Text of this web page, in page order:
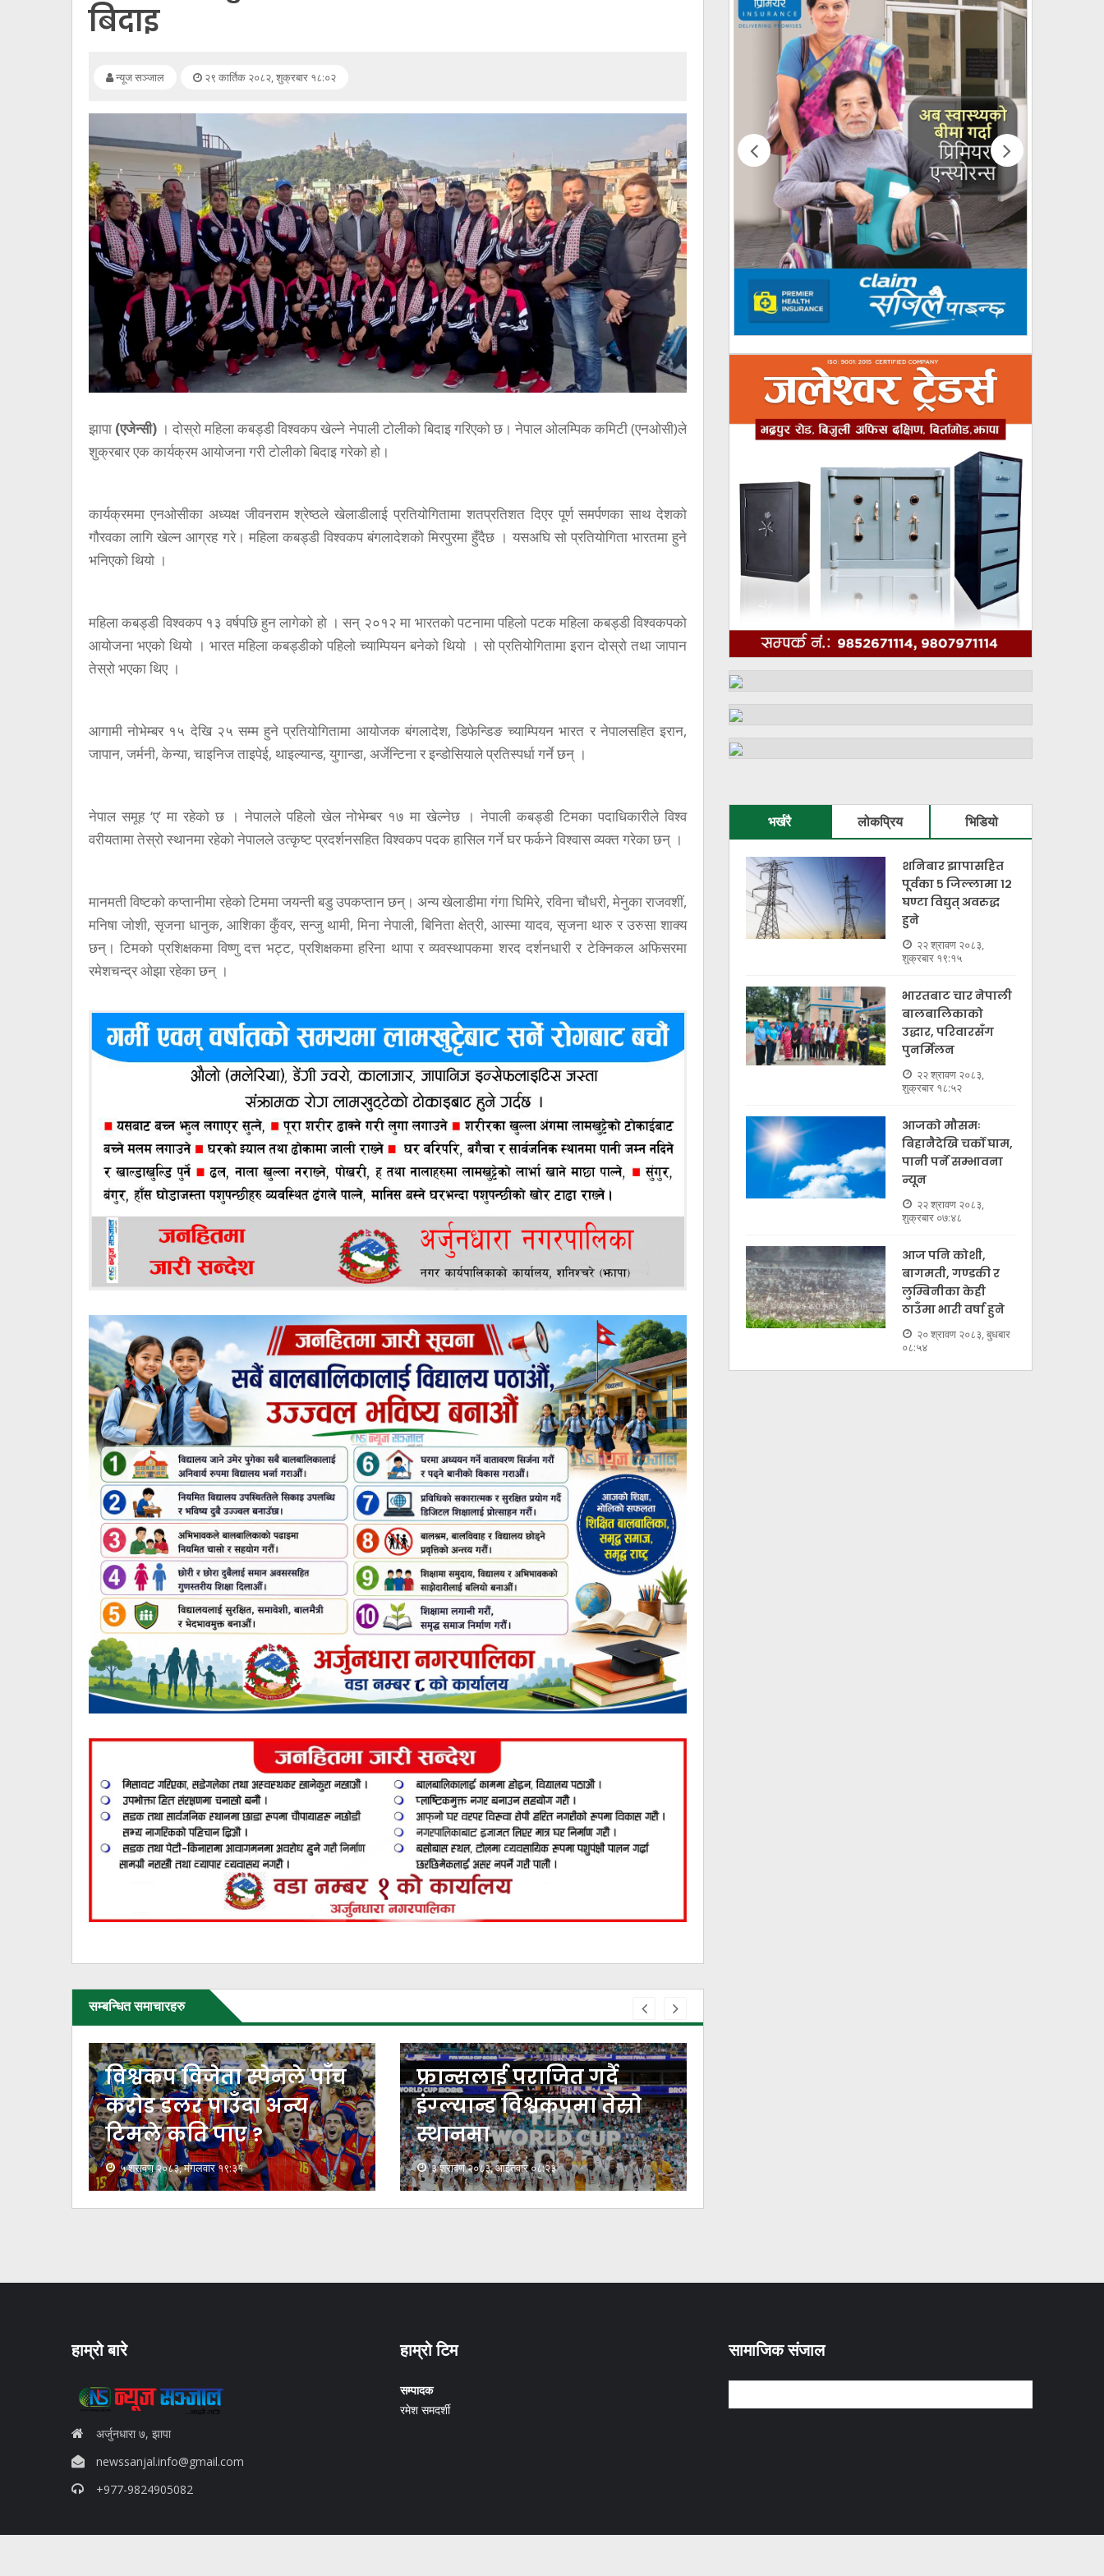
बिदाइ
न्यूज सञ्जाल २९ कार्तिक २०८२, शुक्रबार १८:०२
झापा (एजेन्सी) । दोस्रो महिला कबड्डी विश्वकप खेल्ने नेपाली टोलीको बिदाइ गरिएको छ। नेपाल ओलम्पिक कमिटी (एनओसी)ले
शुक्रबार एक कार्यक्रम आयोजना गरी टोलीको बिदाइ गरेको हो।
कार्यक्रममा एनओसीका अध्यक्ष जीवनराम श्रेष्ठले खेलाडीलाई प्रतियोगितामा शतप्रतिशत दिएर पूर्ण समर्पणका साथ देशको
गौरवका लागि खेल्न आग्रह गरे। महिला कबड्डी विश्वकप बंगलादेशको मिरपुरमा हुँदैछ । यसअघि सो प्रतियोगिता भारतमा हुने
भनिएको थियो ।
महिला कबड्डी विश्वकप १३ वर्षपछि हुन लागेको हो । सन् २०१२ मा भारतको पटनामा पहिलो पटक महिला कबड्डी विश्वकपको
आयोजना भएको थियो । भारत महिला कबड्डीको पहिलो च्याम्पियन बनेको थियो । सो प्रतियोगितामा इरान दोस्रो तथा जापान
तेस्रो भएका थिए ।
आगामी नोभेम्बर १५ देखि २५ सम्म हुने प्रतियोगितामा आयोजक बंगलादेश, डिफेन्डिङ च्याम्पियन भारत र नेपालसहित इरान,
जापान, जर्मनी, केन्या, चाइनिज ताइपेई, थाइल्यान्ड, युगान्डा, अर्जेन्टिना र इन्डोसियाले प्रतिस्पर्धा गर्ने छन् ।
नेपाल समूह ‘ए’ मा रहेको छ । नेपालले पहिलो खेल नोभेम्बर १७ मा खेल्नेछ । नेपाली कबड्डी टिमका पदाधिकारीले विश्व
वरीयतामा तेस्रो स्थानमा रहेको नेपालले उत्कृष्ट प्रदर्शनसहित विश्वकप पदक हासिल गर्ने घर फर्कने विश्वास व्यक्त गरेका छन् ।
मानमती विष्टको कप्तानीमा रहेको टिममा जयन्ती बडु उपकप्तान छन्। अन्य खेलाडीमा गंगा घिमिरे, रविना चौधरी, मेनुका राजवशीं,
मनिषा जोशी, सृजना धानुक, आशिका कुँवर, सन्जु थामी, मिना नेपाली, बिनिता क्षेत्री, आस्मा यादव, सृजना थारु र उरुसा शाक्य
छन्। टिमको प्रशिक्षकमा विष्णु दत्त भट्ट, प्रशिक्षकमा हरिना थापा र व्यवस्थापकमा शरद दर्शनधारी र टेक्निकल अफिसरमा
रमेशचन्द्र ओझा रहेका छन् ।
सम्बन्धित समाचारहरु
विश्वकप विजेता स्पेनले पाँच
करोड डलर पाउँदा अन्य
टिमले कति पाए ?
५ श्रावण २०८३, मंगलवार १९:३१
फ्रान्सलाई पराजित गर्दै
इंग्ल्यान्ड विश्वकपमा तेस्रो
स्थानमा
३ श्रावण २०८३, आईतवार ०८:२३
भर्खरै लोकप्रिय भिडियो
शनिबार झापासहित
पूर्वका ५ जिल्लामा १२
घण्टा विद्युत् अवरुद्ध
हुने
२२ श्रावण २०८३,
शुक्रबार १९:१५
भारतबाट चार नेपाली
बालबालिकाको
उद्धार, परिवारसँग
पुनर्मिलन
२२ श्रावण २०८३,
शुक्रबार १८:५२
आजको मौसमः
बिहानैदेखि चर्को घाम,
पानी पर्ने सम्भावना
न्यून
२२ श्रावण २०८३,
शुक्रबार ०७:४८
आज पनि कोशी,
बागमती, गण्डकी र
लुम्बिनीका केही
ठाउँमा भारी वर्षा हुने
२० श्रावण २०८३, बुधबार
०८:५४
हाम्रो बारे
अर्जुनधारा ७, झापा
newssanjal.info@gmail.com
+977-9824905082
हाम्रो टिम
सम्पादक
रमेश समदर्शी
सामाजिक संजाल